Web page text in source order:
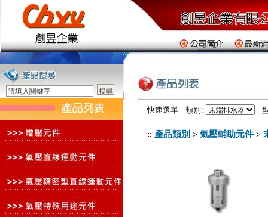
快速選單 類別:
:: 產品類別 > 氣壓輔助元件 >